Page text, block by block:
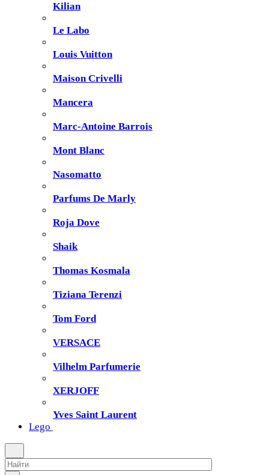
Kilian
Le Labo
Louis Vuitton
Maison Crivelli
Mancera
Marc-Antoine Barrois
Mont Blanc
Nasomatto
Parfums De Marly
Roja Dove
Shaik
Thomas Kosmala
Tiziana Terenzi
Tom Ford
VERSACE
Vilhelm Parfumerie
XERJOFF
Yves Saint Laurent
Lego